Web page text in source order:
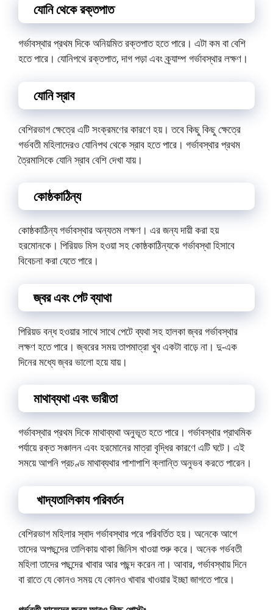
যোনি থেকে রক্তপাত
গর্ভাবস্থার প্রথম দিকে অনিয়মিত রক্তপাত হতে পারে। এটা কম বা বেশি
হতে পারে। যোনিপথে রক্তপাত, দাগ পড়া এবং ক্র্যাম্প গর্ভাবস্থার লক্ষণ।
যোনি স্রাব
বেশিরভাগ ক্ষেত্রে এটি সংক্রমণের কারণে হয়। তবে কিছু কিছু ক্ষেত্রে
গর্ভবতী মহিলাদেরও যোনিপথ থেকে স্রাব হতে পারে। গর্ভাবস্থার প্রথম
ত্রৈমাসিকে যোনি স্রাব বেশি দেখা যায়।
কোষ্ঠকাঠিন্য
কোষ্ঠকাঠিন্য গর্ভাবস্থার অন্যতম লক্ষণ। এর জন্য দায়ী করা হয়
হরমোনকে। পিরিয়ড মিস হওয়া সহ কোষ্ঠকাঠিন্যকে গর্ভাবস্থা হিসাবে
বিবেচনা করা যেতে পারে।
জ্বর এবং পেট ব্যাথা
পিরিয়ড বন্ধ হওয়ার সাথে সাথে পেটে ব্যথা সহ হালকা জ্বর গর্ভাবস্থার
লক্ষণ হতে পারে। জ্বরের সময় তাপমাত্রা খুব একটা বাড়ে না। দু-এক
দিনের মধ্যে জ্বর ভালো হয়ে যায়।
মাথাব্যথা এবং ভারীতা
গর্ভাবস্থার প্রথম দিকে মাথাব্যথা অনুভূত হতে পারে। গর্ভাবস্থার প্রাথমিক
পর্যায়ে রক্ত সঞ্চালন এবং হরমোনের মাত্রা বৃদ্ধির কারণে এটি ঘটে। এই
সময়ে আপনি প্রচণ্ড মাথাব্যথার পাশাপাশি ক্লান্তি অনুভব করতে পারেন।
খাদ্যতালিকায পরিবর্তন
বেশিরভাগ মহিলার স্বাদ গর্ভাবস্থার পরে পরিবর্তিত হয়। অনেকে আগে
তাদের অপছন্দের তালিকায় থাকা জিনিস খাওয়া শুরু করে। অনেক গর্ভবতী
মহিলা তাদের পছন্দের খাবার আর পছন্দ করেন না। আবার, গর্ভাবস্থায় দিনে
বা রাতে যে কোনও সময় যে কোনও খাবার খাওয়ার ইচ্ছা জাগতে পারে।